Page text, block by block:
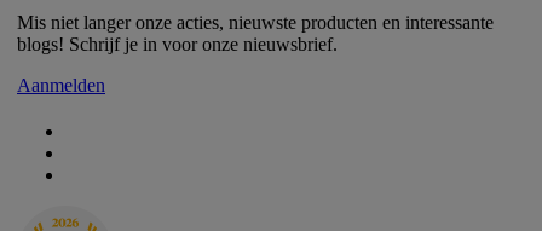
Mis niet langer onze acties, nieuwste producten en interessante
blogs! Schrijf je in voor onze nieuwsbrief.
Aanmelden